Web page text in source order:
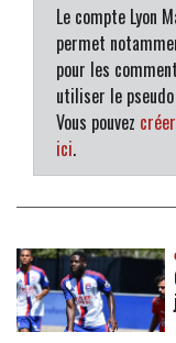
Le compte Lyon
permet
pour les
utiliser le
Vous pouvez
ici.